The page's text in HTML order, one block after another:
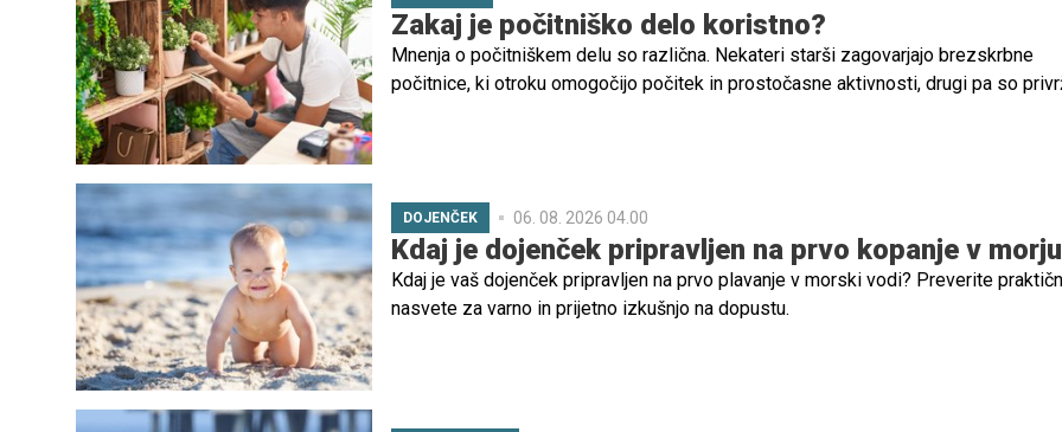
Zakaj je počitniško delo koristno?
Mnenja o počitniškem delu so različna. Nekateri starši zagovarjajo brezskrbne
počitnice, ki otroku omogočijo počitek in prostočasne aktivnosti, drugi pa so
DOJENČEK 06. 08. 2026 04.00
Kdaj je dojenček pripravljen na prvo kopanje v morju
Kdaj je vaš dojenček pripravljen na prvo plavanje v morski vodi? Preverite
nasvete za varno in prijetno izkušnjo na dopustu.